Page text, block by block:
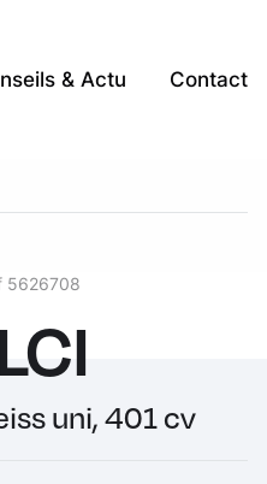
& Actu Contact
Copy
Link
Share
5626708
uni, 401 cv